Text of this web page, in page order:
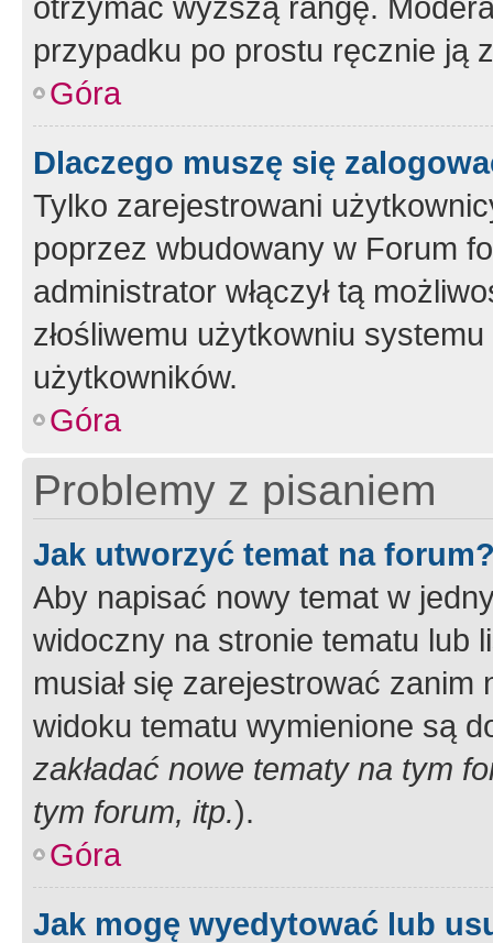
przypadku po prostu ręcznie ją
Góra
Dlaczego muszę się
Tylko zarejestrowani
poprzez wbudowany w Forum
administrator włączył tą
złośliwemu użytkowniu
użytkowników.
Góra
Problemy z pisaniem
Jak utworzyć temat na
Aby napisać nowy temat w
widoczny na stronie tematu lub
musiał się zarejestrować
widoku tematu wymienione są
zakładać nowe tematy na tym
tym forum, itp.).
Góra
Jak mogę wyedytować lub